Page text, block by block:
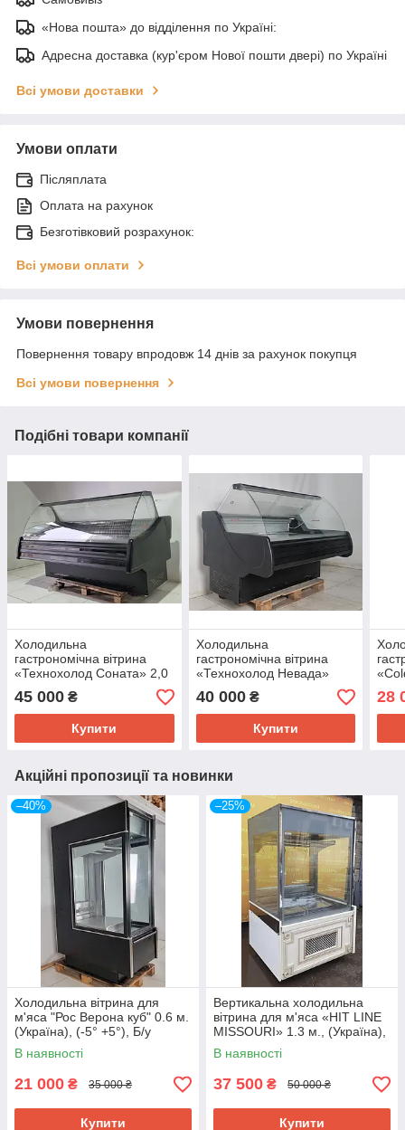
«Нова пошта» до відділення по Україні:
Адресна доставка (кур'єром Нової пошти двері) по Україні
Всі умови доставки
Умови оплати
Післяплата
Оплата на рахунок
Безготівковий розрахунок:
Всі умови оплати
Умови повернення
Повернення товару впродовж 14 днів за рахунок покупця
Всі умови повернення
Подібні товари компанії
Холодильна
гастрономічна вітрина
«Технохолод Соната» 2,0
м., (Україна), (0° +4°),
викладка 75 см., Б/у
45 000 ₴
Купити
Холодильна
гастрономічна вітрина
«Технохолод Невада»
(Україна), 1.58 м. (-2°
+8°), викладка 90 см., Б/у
40 000₴
Купити
м.,
28
Акційні пропозиції та новинки
–40%
Холодильна вітрина для
м'яса "Рос Верона куб" 0.6 м.
(Україна), (-5° +5°), Б/у
В наявності
21 000 ₴ 35 000 ₴
Купити
–25%
Вертикальна холодильна
вітрина для м'яса «HIT LINE
MISSOURI» 1.3 м., (Україна),
Б/у
В наявності
37 500 ₴ 50 000 ₴
Купити